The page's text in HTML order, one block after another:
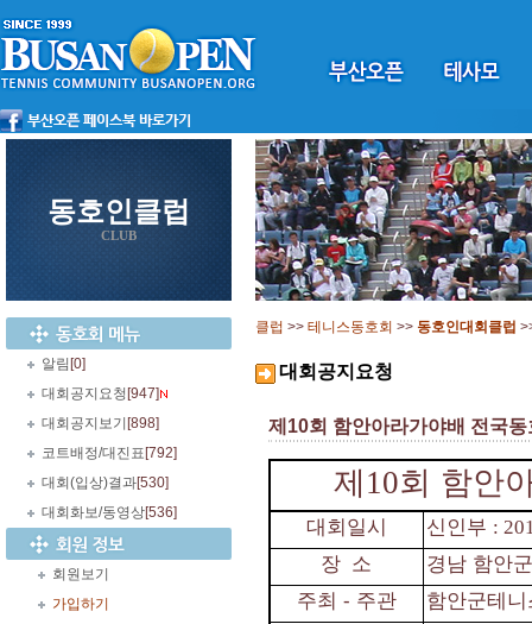
동호인클럽
CLUB
알림 [0]
대회공지요청 [947]
대회공지보기 [898]
코트배정/대진표 [792]
대회(입상)결과[530]
대회화보/동영상[536]
회원보기
가입하기
클럽 >> 테니스동호회 >> 동호인대회클럽
대회공지요청
제10회 함안아라가야배 전국
제 10회 함안
대회일시 신인부 :
장 소
경남 함안
주최 ⁃ 주관
함안군테